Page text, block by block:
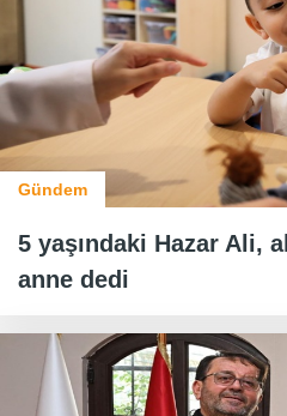
Gündem
5 yaşındaki Hazar Ali,
anne dedi